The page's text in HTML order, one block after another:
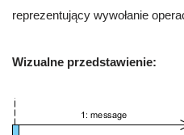
reprezentujący wywołanie
Wizualne przedstawienie: